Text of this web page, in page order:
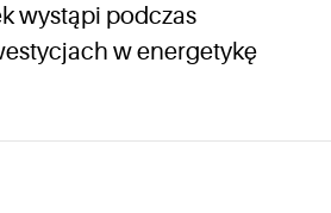
wystąpi podczas
w energetykę